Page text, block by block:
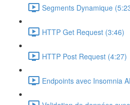
Segments Dynamique
HTTP Get Request (3:46)
HTTP Post Request (4:27)
Endpoints avec Insomnia